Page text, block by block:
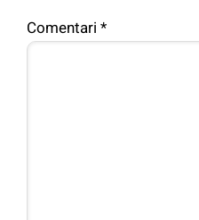
Comentari *